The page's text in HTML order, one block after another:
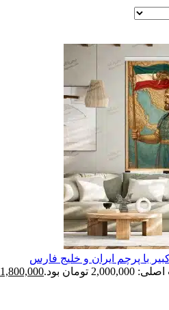
با پرچم ایران و خلیج فارس
تومان بود. 1,800,000